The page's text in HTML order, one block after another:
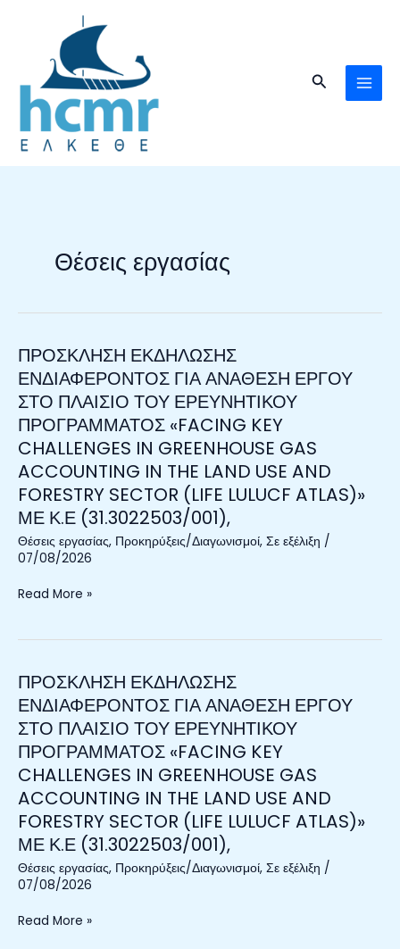
περιεχόμενο
Αναζήτηση
Θέσεις εργασίας
ΠΡΟΣΚΛΗΣΗ ΕΚΔΗΛΩΣΗΣ
ΕΝΔΙΑΦΕΡΟΝΤΟΣ ΓΙΑ ΑΝΑΘΕΣΗ ΕΡΓΟΥ
ΣΤΟ ΠΛΑΙΣΙΟ ΤΟΥ ΕΡΕΥΝΗΤΙΚΟΥ
ΠΡΟΓΡΑΜΜΑΤΟΣ «FACING KEY
CHALLENGES IN GREENHOUSE GAS
ACCOUNTING IN THE LAND USE AND
FORESTRY SECTOR (LIFE LULUCF ATLAS)»
ΜΕ Κ.Ε (31.3022503/001),
Θέσεις εργασίας, Προκηρύξεις/Διαγωνισμοί, Σε εξέλιξη /
07/08/2026
ΠΡΟΣΚΛΗΣΗ
ΕΚΔΗΛΩΣΗΣ
ΓΙΑ
ΑΝΑΘΕΣΗ
ΕΡΓΟΥ
ΣΤΟ
ΠΛΑΙΣΙΟ
ΤΟΥ
ΕΡΕΥΝΗΤΙΚΟΥ
ΠΡΟΓΡΑΜΜΑΤΟΣ
«FACING
KEY
ACCOUNTING
IN
THE
LAND
AND
FORESTRY
SECTOR
(LIFE
LULUCF
ATLAS)»
Κ.Ε
Read More »
ΠΡΟΣΚΛΗΣΗ ΕΚΔΗΛΩΣΗΣ
ΕΝΔΙΑΦΕΡΟΝΤΟΣ ΓΙΑ ΑΝΑΘΕΣΗ ΕΡΓΟΥ
ΣΤΟ ΠΛΑΙΣΙΟ ΤΟΥ ΕΡΕΥΝΗΤΙΚΟΥ
ΠΡΟΓΡΑΜΜΑΤΟΣ «FACING KEY
CHALLENGES IN GREENHOUSE GAS
ACCOUNTING IN THE LAND USE AND
FORESTRY SECTOR (LIFE LULUCF ATLAS)»
ΜΕ Κ.Ε (31.3022503/001),
Θέσεις εργασίας, Προκηρύξεις/Διαγωνισμοί, Σε εξέλιξη /
07/08/2026
ΠΡΟΣΚΛΗΣΗ
ΕΚΔΗΛΩΣΗΣ
ΓΙΑ
ΑΝΑΘΕΣΗ
ΕΡΓΟΥ
ΣΤΟ
ΠΛΑΙΣΙΟ
ΤΟΥ
ΕΡΕΥΝΗΤΙΚΟΥ
ΠΡΟΓΡΑΜΜΑΤΟΣ
«FACING
KEY
Read More »